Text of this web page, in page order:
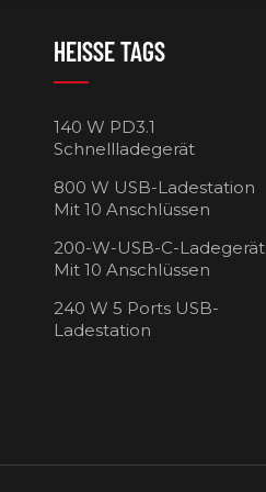
HEISSE TAGS
140 W PD3.1
Schnellladegerät
800 W USB-Ladestation
Mit 10 Anschlüssen
200-W-USB-C-Ladegerät
Mit 10 Anschlüssen
240 W 5 Ports USB-
Ladestation